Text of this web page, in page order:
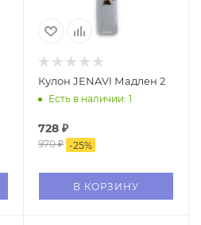
Кулон JENAVI Мадлен 2
Есть в наличии: 1
728 ₽
970₽ -25%
В КОРЗИНУ